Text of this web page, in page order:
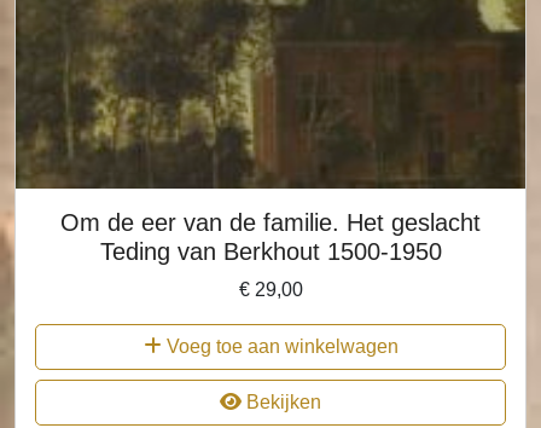
Om de eer van de familie. Het geslacht
Teding van Berkhout 1500-1950
€29,00
Voeg toe aan winkelwagen
Bekijken